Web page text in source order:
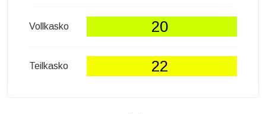
Vollkasko 20
Teilkasko 22